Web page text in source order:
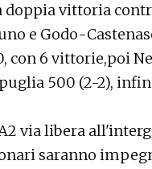
doppia vittoria
e Godo-
con 6 vittorie,poi
500 (2-2),
via libera
saranno